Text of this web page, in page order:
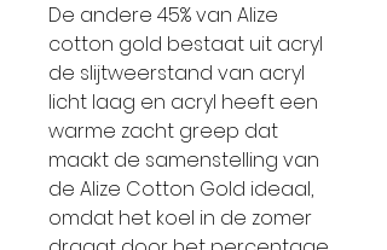
De andere 45% van Alize
cotton gold bestaat uit acryl
de slijtweerstand van acryl
licht laag en acryl heeft een
warme zacht greep dat
maakt de samenstelling van
de Alize Cotton Gold ideaal,
omdat het koel in de zomer